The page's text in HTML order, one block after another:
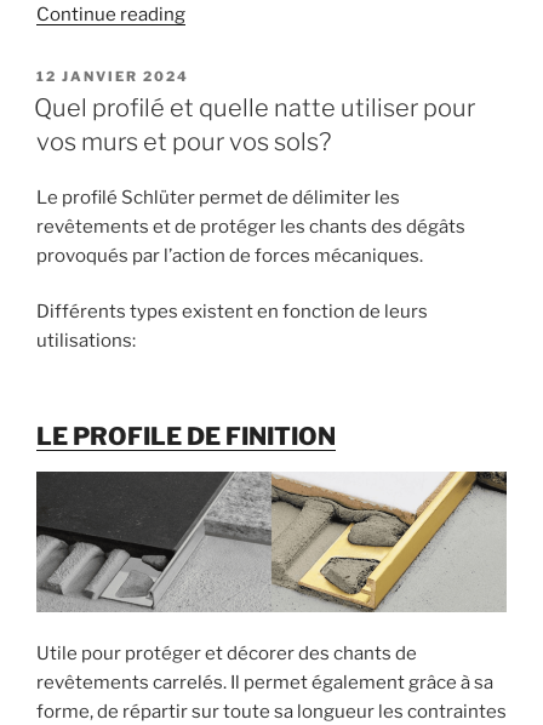
Continue reading« L’entretien
des
joints
carrelage »
POSTED
ON
12 JANVIER 2024
Quel profilé et quelle natte utiliser pour
vos murs et pour vos sols?
Le profilé Schlüter permet de délimiter les
revêtements et de protéger les chants des dégâts
provoqués par l’action de forces mécaniques.
Différents types existent en fonction de leurs
utilisations:
LE PROFILE DE FINITION
Utile pour protéger et décorer des chants de
revêtements carrelés. Il permet également grâce à sa
forme, de répartir sur toute sa longueur les contraintes